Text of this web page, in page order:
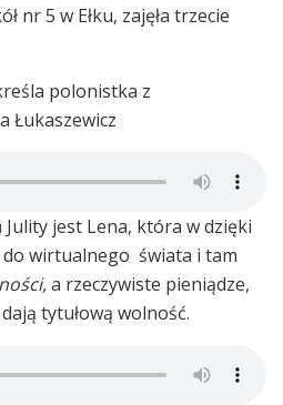
nr 5 w Ełku, zajęła trzecie
polonistka z
Łukaszewicz
jest Lena, która w dzięki
wirtualnego świata i tam
a rzeczywiste pieniądze,
tytułową wolność.